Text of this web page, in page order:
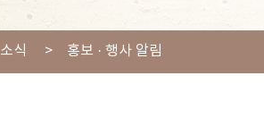
소식 > 홍보 · 행사 알림